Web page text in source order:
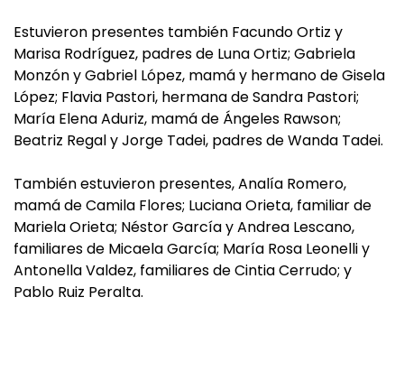
Estuvieron presentes también Facundo Ortiz y
Marisa Rodríguez, padres de Luna Ortiz; Gabriela
Monzón y Gabriel López, mamá y hermano de Gisela
López; Flavia Pastori, hermana de Sandra Pastori;
María Elena Aduriz, mamá de Ángeles Rawson;
Beatriz Regal y Jorge Tadei, padres de Wanda Tadei.
También estuvieron presentes, Analía Romero,
mamá de Camila Flores; Luciana Orieta, familiar de
Mariela Orieta; Néstor García y Andrea Lescano,
familiares de Micaela García; María Rosa Leonelli y
Antonella Valdez, familiares de Cintia Cerrudo; y
Pablo Ruiz Peralta.